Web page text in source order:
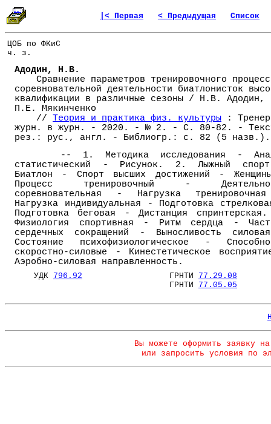
|< Первая < Предыдущая Список
ЦОБ по ФКиС
ч. з.
Адодин, Н.В.
Сравнение параметров тренировочного
соревновательной деятельности биатлонисток
квалификации в различные сезоны / Н.В. Адодин,
П.Е. Мякинченко
// Теория и практика физ. культуры :
журн. в журн. - 2020. - № 2. - С. 80-82. -
рез.: рус., англ. - Библиогр.: с. 82 (5 назв.).
-- 1. Методика исследования -
статистический - Рисунок. 2. Лыжный
Биатлон - Спорт высших достижений -
Процесс тренировочный -
соревновательная - Нагрузка
Нагрузка индивидуальная - Подготовка
Подготовка беговая - Дистанция
Физиология спортивная - Ритм сердца -
сердечных сокращений - Выносливость
Состояние психофизиологическое -
скоростно-силовые - Кинестетическое
Аэробно-силовая направленность.
УДК 796.92 ГРНТИ 77.29.08
ГРНТИ 77.05.05
Вы можете оформить заявку
или запросить условия по